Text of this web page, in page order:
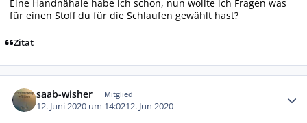
Eine Handnähale habe ich schon, nun wollte ich Fragen was
für einen Stoff du für die Schlaufen gewählt hast?
Zitat
saab-wisher Mitglied
12. Juni 2020 um 14:0212. Jun 2020